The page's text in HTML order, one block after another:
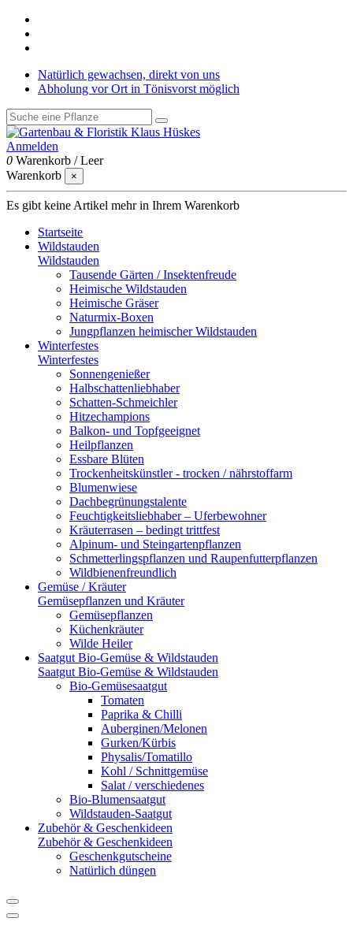
Natürlich gewachsen, direkt von uns
Abholung vor Ort in Tönisvorst möglich
Anmelden
0 Warenkorb /Leer
Warenkorb
×
Es gibt keine Artikel mehr in Ihrem Warenkorb
Startseite
Wildstauden
Wildstauden
Tausende Gärten / Insektenfreude
Heimische Wildstauden
Heimische Gräser
Naturmix-Boxen
Jungpflanzen heimischer Wildstauden
Winterfestes
Winterfestes
Sonnengenießer
Halbschattenliebhaber
Schatten-Schmeichler
Hitzechampions
Balkon- und Topfgeeignet
Heilpflanzen
Essbare Blüten
Trockenheitskünstler - trocken / nährstoffarm
Blumenwiese
Dachbegrünungstalente
Feuchtigkeitsliebhaber – Uferbewohner
Kräuterrasen – bedingt trittfest
Alpinum- und Steingartenpflanzen
Schmetterlingspflanzen und Raupenfutterpflanzen
Wildbienenfreundlich
Gemüse / Kräuter
Gemüsepflanzen und Kräuter
Gemüsepflanzen
Küchenkräuter
Wilde Heiler
Saatgut Bio-Gemüse & Wildstauden
Saatgut Bio-Gemüse & Wildstauden
Bio-Gemüsesaatgut
Tomaten
Paprika & Chilli
Auberginen/Melonen
Gurken/Kürbis
Physalis/Tomatillo
Kohl / Schnittgemüse
Salat / verschiedenes
Bio-Blumensaatgut
Wildstauden-Saatgut
Zubehör & Geschenkideen
Zubehör & Geschenkideen
Geschenkgutscheine
Natürlich düngen